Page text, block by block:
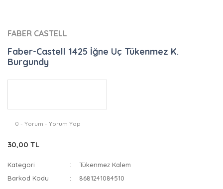
FABER CASTELL
Faber-Castell 1425 İğne Uç Tükenmez K.
Burgundy
0 - Yorum - Yorum Yap
30,00 TL
Kategori
Tükenmez Kalem
Barkod Kodu
8681241084510